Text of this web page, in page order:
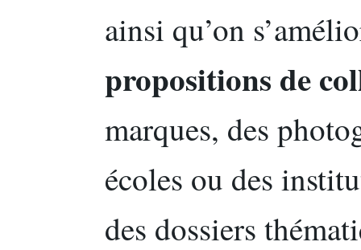
ainsi qu’on
propositions de
marques, des
écoles ou des
des dossiers